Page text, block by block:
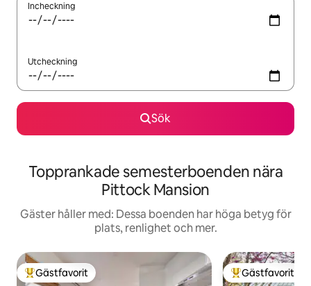
Incheckning
Utcheckning
Sök
Topprankade semesterboenden nära
Pittock Mansion
Gäster håller med: Dessa boenden har höga betyg för
plats, renlighet och mer.
Populär gästfavorit
Gästfavorit Populär
Gästfavorit